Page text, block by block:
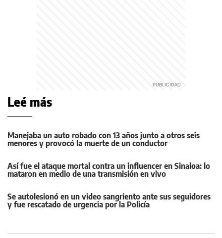
Leé más
Manejaba un auto robado con 13 años junto a otros seis
menores y provocó la muerte de un conductor
Así fue el ataque mortal contra un influencer en Sinaloa: lo
mataron en medio de una transmisión en vivo
Se autolesionó en un video sangriento ante sus seguidores
y fue rescatado de urgencia por la Policía